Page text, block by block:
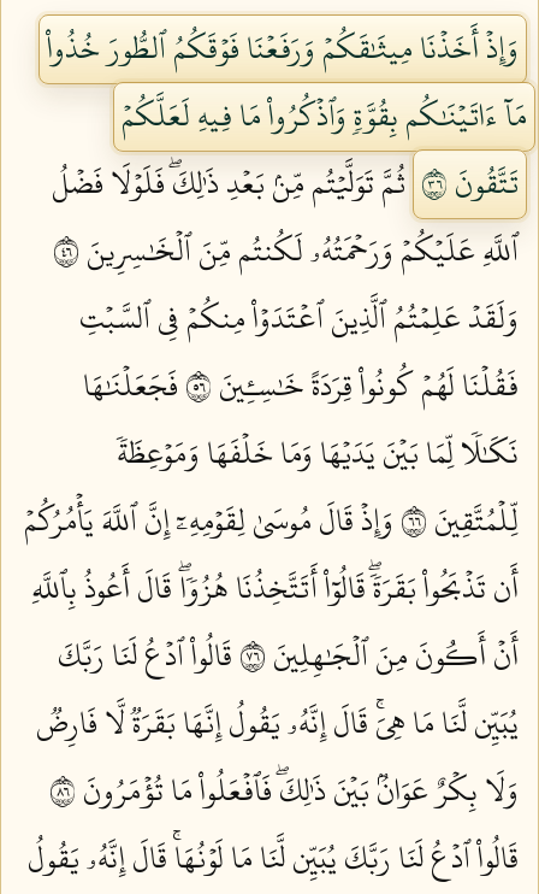
وَإِذۡ أَخَذۡنَا مِيثَٰقَكُمۡ وَرَفَعۡنَا فَوۡقَكُمُ ٱلطُّورَ خُذُواْ
مَآ ءَاتَيۡنَٰكُم بِقُوَّةٖ وَٱذۡكُرُواْ مَا فِيهِ لَعَلَّكُمۡ
تَتَّقُونَ ٦٣
ثُمَّ تَوَلَّيۡتُم مِّنۢ بَعۡدِ ذَٰلِكَۖ فَلَوۡلَا فَضۡلُ
ٱللَّهِ عَلَيۡكُمۡ وَرَحۡمَتُهُۥ لَكُنتُم مِّنَ ٱلۡخَٰسِرِينَ ٦٤
وَلَقَدۡ عَلِمۡتُمُ ٱلَّذِينَ ٱعۡتَدَوۡاْ مِنكُمۡ فِي ٱلسَّبۡتِ
فَقُلۡنَا لَهُمۡ كُونُواْ قِرَدَةً خَٰسِـِٔينَ ٦٥
فَجَعَلۡنَٰهَا
نَكَٰلٗا لِّمَا بَيۡنَ يَدَيۡهَا وَمَا خَلۡفَهَا وَمَوۡعِظَةٗ
لِّلۡمُتَّقِينَ ٦٦
وَإِذۡ قَالَ مُوسَىٰ لِقَوۡمِهِۦٓ إِنَّ ٱللَّهَ يَأۡمُرُكُمۡ
أَن تَذۡبَحُواْ بَقَرَةٗۖ قَالُوٓاْ أَتَتَّخِذُنَا هُزُوٗاۖ قَالَ أَعُوذُ بِٱللَّهِ
أَنۡ أَكُونَ مِنَ ٱلۡجَٰهِلِينَ ٦٧
قَالُواْ ٱدۡعُ لَنَا رَبَّكَ
يُبَيِّن لَّنَا مَا هِيَۚ قَالَ إِنَّهُۥ يَقُولُ إِنَّهَا بَقَرَةٞ لَّا فَارِضٞ
وَلَا بِكۡرٌ عَوَانُۢ بَيۡنَ ذَٰلِكَۖ فَٱفۡعَلُواْ مَا تُؤۡمَرُونَ ٦٨
قَالُواْ ٱدۡعُ لَنَا رَبَّكَ يُبَيِّن لَّنَا مَا لَوۡنُهَاۚ قَالَ إِنَّهُۥ يَقُولُ